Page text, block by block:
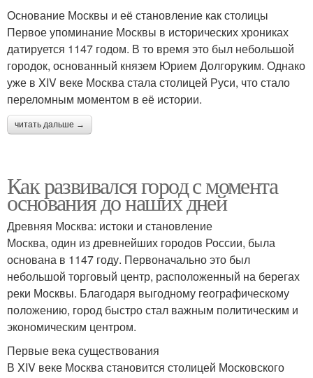
Основание Москвы и её становление как столицы
Первое упоминание Москвы в исторических хрониках
датируется 1147 годом. В то время это был небольшой
городок, основанный князем Юрием Долгоруким. Однако
уже в XIV веке Москва стала столицей Руси, что стало
переломным моментом в её истории.
читать дальше →
Как развивался город с момента
основания до наших дней
Древняя Москва: истоки и становление
Москва, один из древнейших городов России, была
основана в 1147 году. Первоначально это был
небольшой торговый центр, расположенный на берегах
реки Москвы. Благодаря выгодному географическому
положению, город быстро стал важным политическим и
экономическим центром.
Первые века существования
В XIV веке Москва становится столицей Московского